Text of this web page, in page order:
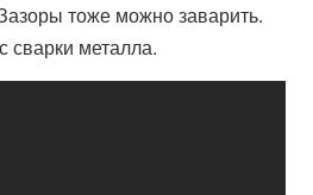
тоже можно заварить.
сварки металла.